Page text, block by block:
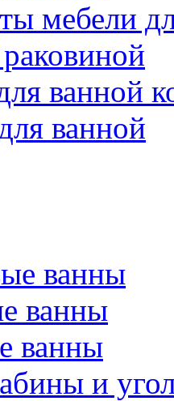
мебели
ванной
ванной
ванны
ванны
ванны
и